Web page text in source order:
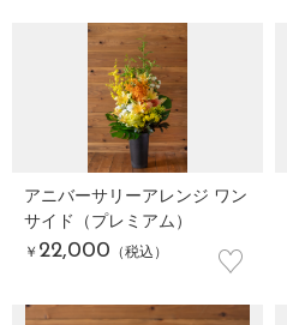
アニバーサリーアレンジ ワン
サイド（プレミアム）
￥ 22,000 （税込） ♡